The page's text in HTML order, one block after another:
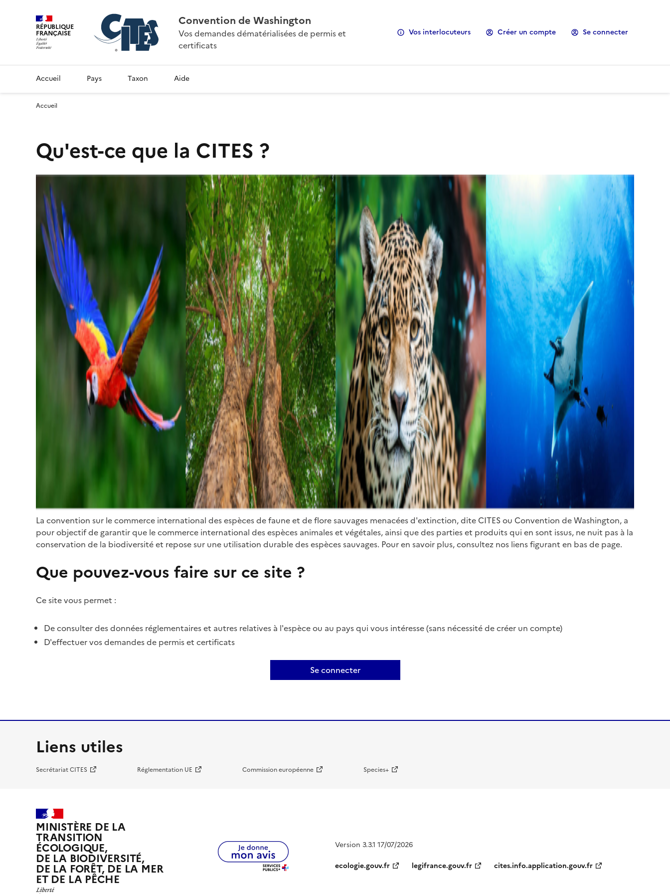
RÉPUBLIQUE
FRANÇAISE
Convention de Washington
Vos demandes dématérialisées de permis et
certificats
Vos interlocuteurs Créer un compte Se connecter
Accueil Pays Taxon Aide
Accueil
Qu'est-ce que la CITES ?
La convention sur le commerce international des espèces de faune et de flore sauvages menacées d'extinction, dite CITES ou Convention de Washington, a
pour objectif de garantir que le commerce international des espèces animales et végétales, ainsi que des parties et produits qui en sont issus, ne nuit pas à la
conservation de la biodiversité et repose sur une utilisation durable des espèces sauvages. Pour en savoir plus, consultez nos liens figurant en bas de page.
Que pouvez-vous faire sur ce site ?
Ce site vous permet :
De consulter des données réglementaires et autres relatives à l'espèce ou au pays qui vous intéresse (sans nécessité de créer un compte)
D'effectuer vos demandes de permis et certificats
Se connecter
Liens utiles
Secrétariat CITES Réglementation UE Commission européenne Species+
MINISTÈRE DE LA
TRANSITION
ÉCOLOGIQUE,
DE LA BIODIVERSITÉ,
DE LA FORÊT, DE LA MER
ET DE LA PÊCHE
Version 3.3.1 17/07/2026
ecologie.gouv.fr
legifrance.gouv.fr cites.info.application.gouv.fr